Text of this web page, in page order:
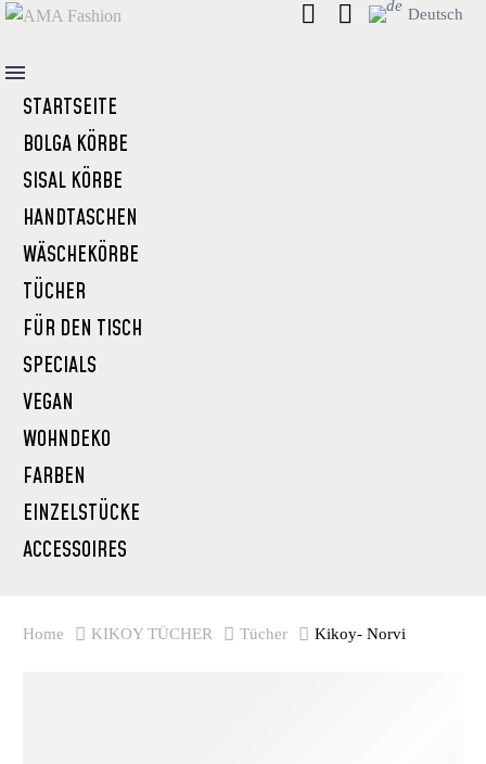
Deutsch
STARTSEITE
BOLGA KÖRBE
SISAL KÖRBE
HANDTASCHEN
WÄSCHEKÖRBE
TÜCHER
FÜR DEN TISCH
SPECIALS
VEGAN
WOHNDEKO
FARBEN
EINZELSTÜCKE
ACCESSOIRES
Home KIKOY TÜCHER Tücher Kikoy- Norvi